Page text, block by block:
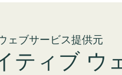
ェブサービス提供元
ティブ ウ